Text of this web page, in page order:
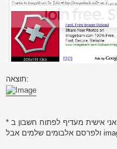
תוצאה:
* אני אישית מעדיף לפתוח חשבון ב PhotoBucket שיהיה ניתן לנהל את התמונות